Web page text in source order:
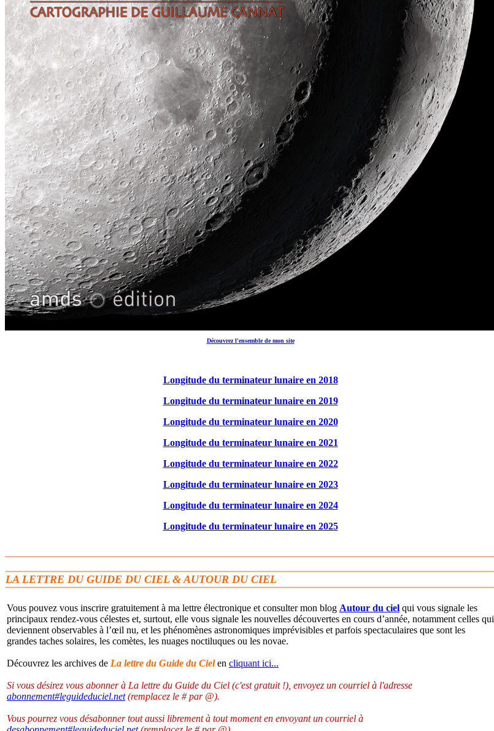
Découvrez l'ensemble de mon site
Longitude du terminateur lunaire en 2018
Longitude du terminateur lunaire en 2019
Longitude du terminateur lunaire en 2020
Longitude du terminateur lunaire en 2021
Longitude du terminateur lunaire en 2022
Longitude du terminateur lunaire en 2023
Longitude du terminateur lunaire en 2024
Longitude du terminateur lunaire en 2025
LA LETTRE DU GUIDE DU CIEL & AUTOUR DU CIEL
Vous pouvez vous inscrire gratuitement à ma lettre électronique et consulter mon blog Autour du ciel qui vous signale les
principaux rendez-vous célestes et, surtout, elle vous signale les nouvelles découvertes en cours d’année, notamment celles qui
deviennent observables à l’œil nu, et les phénomènes astronomiques imprévisibles et parfois spectaculaires que sont les
grandes taches solaires, les comètes, les nuages noctiluques ou les novae.
Découvrez les archives de La lettre du Guide du Cielen cliquant ici...
Si vous désirez vous abonner à La lettre du Guide du Ciel (c'est gratuit !), envoyez un courriel à l'adresse
abonnement#leguideduciel.net(remplacez le # par @).
Vous pourrez vous désabonner tout aussi librement à tout moment en envoyant un courriel à